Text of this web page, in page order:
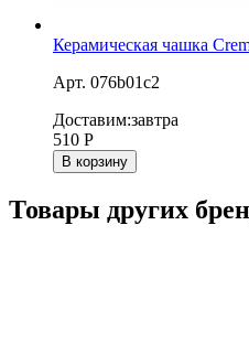
Керамическая чашка
Арт. 076b01c2
Доставим:завтра
510 Р
В корзину
Товары других